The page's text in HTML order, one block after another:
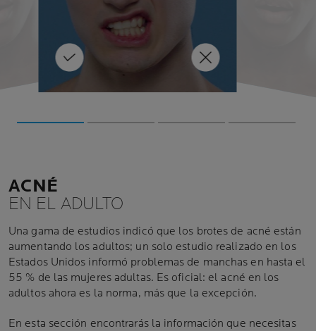
tus uñas.
es un
algunas personas. ¡El chocolate
negro tiene muchos
antioxidantes para la piel!
grasas saturadas puede
los órganos del cuerpo,
en, el
ACNÉ
EN EL ADULTO
Una gama de estudios indicó que los brotes de acné están
aumentando los adultos; un solo estudio realizado en los
Estados Unidos informó problemas de manchas en hasta el
55 % de las mujeres adultas. Es oficial: el acné en los
adultos ahora es la norma, más que la excepción.
En esta sección encontrarás la información que necesitas